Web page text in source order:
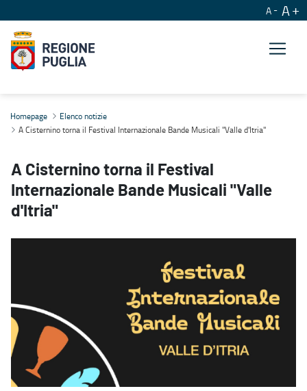
A A
Homepage
Elenco notizie
A Cisternino torna il Festival Internazionale Bande Musicali "Valle d'Itria"
A Cisternino torna il Festival
Internazionale Bande Musicali "Valle
d'Itria"